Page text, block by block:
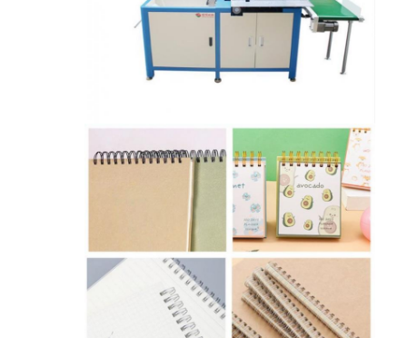
مسكن
أشرطة فيديو